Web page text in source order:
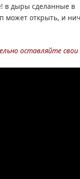
в дыры сделанные в
может открыть, и
оставляйте свои